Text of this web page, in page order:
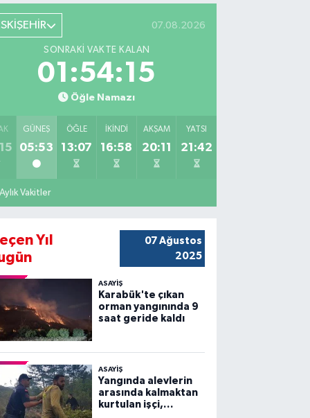
07.08.2026
SONRAKI VAKTE KALAN
01:54:13
Öğle Namazı
GÜNEŞ
05:53
ÖĞLE
13:07
İKINDI
16:58
AKŞAM
20:11
YATSI
21:42
Aylık Vakitler
Yıl
07 Ağustos
2025
ASAYİŞ
Karabük'te çıkan
orman yangınında 9
saat geride kaldı
ASAYİŞ
Yangında alevlerin
arasında kalmaktan
kurtulan işçi,